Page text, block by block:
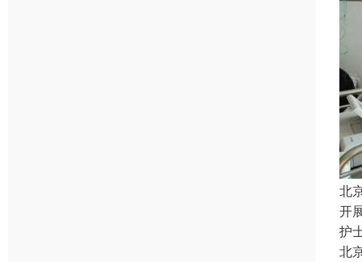
北
开
护
北